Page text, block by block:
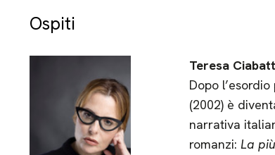
Ospiti
Teresa
Dopo
(2002) è
narrativa
romanzi:La